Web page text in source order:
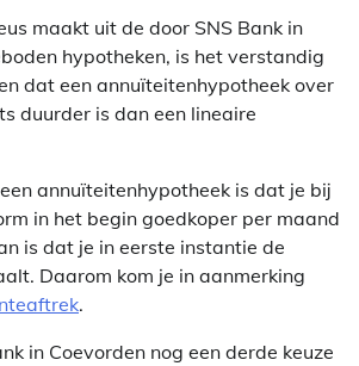
maakt uit de door SNS Bank in
hypotheken, is het verstandig
dat een annuïteitenhypotheek over
duurder is dan een lineaire
annuïteitenhypotheek is dat je bij
in het begin goedkoper per maand
is dat je in eerste instantie de
Daarom kom je in aanmerking
.
in Coevorden nog een derde keuze